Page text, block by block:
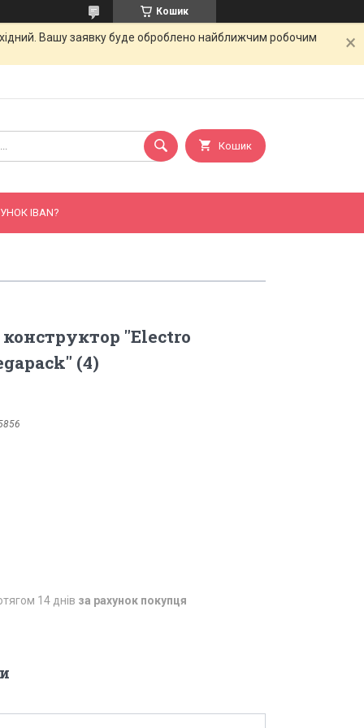
Кошик
Вашу заявку буде оброблено найближчим робочим
Кошик
IBAN?
"Electro
(4)
14 днів за рахунок покупця